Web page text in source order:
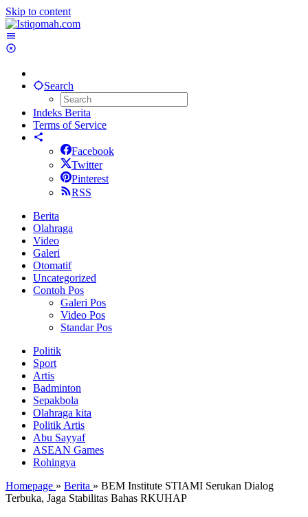
Skip to content
Search
Indeks Berita
Terms of Service
Facebook
Twitter
Pinterest
RSS
Berita
Olahraga
Video
Galeri
Otomatif
Uncategorized
Contoh Pos
Galeri Pos
Video Pos
Standar Pos
Politik
Sport
Artis
Badminton
Sepakbola
Olahraga kita
Politik Artis
Abu Sayyaf
ASEAN Games
Rohingya
Homepage » Berita » BEM Institute STIAMI Serukan Dialog
Terbuka, Jaga Stabilitas Bahas RKUHAP